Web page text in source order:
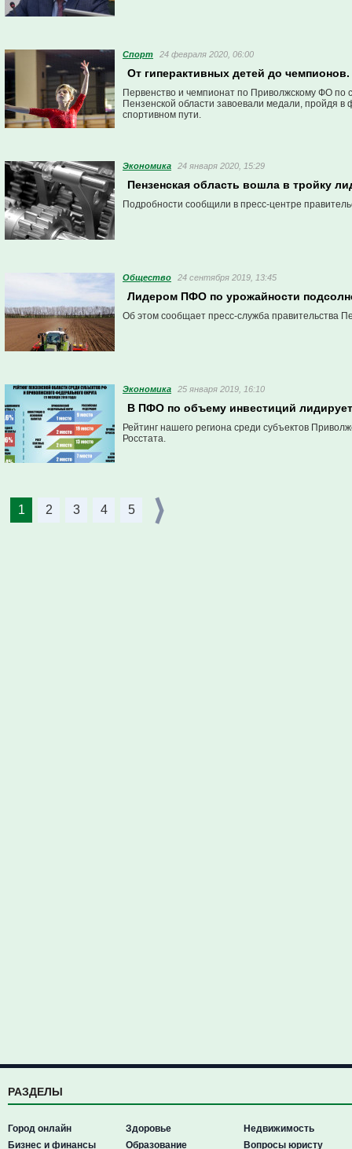
Спорт 24 февраля 2020, 06:00
От гиперактивных детей до
Первенство и чемпионат по Приволжскому ФО по
Пензенской области завоевали медали, пройдя
спортивном пути.
Экономика 24 января 2020, 15:29
Пензенская область вошла в тройку
Подробности сообщили в пресс-центре
Общество 24 сентября 2019, 13:45
Лидером ПФО по урожайности
Об этом сообщает пресс-служба правительства
Экономика 25 января 2019, 16:10
В ПФО по объему инвестиций лидирует
Рейтинг нашего региона среди субъектов
Росстата.
1 2 3 4 5
РАЗДЕЛЫ
Город онлайн
Бизнес и финансы
Здоровье
Образование
Недвижимость
Вопросы юристу